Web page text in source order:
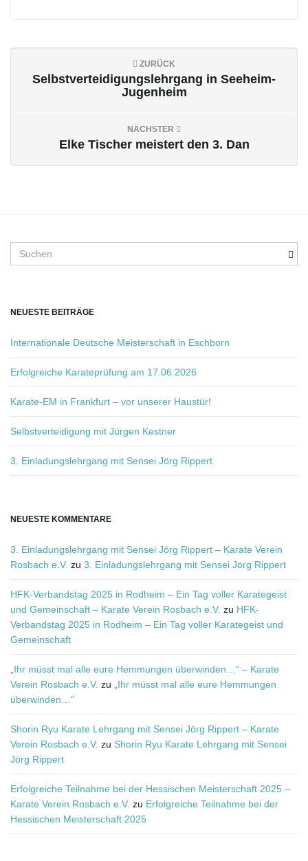
ZURÜCK
Selbstverteidigungslehrgang in Seeheim-
Jugenheim
NÄCHSTER
Elke Tischer meistert den 3. Dan
u
b
g
r
i
f
f
.
.
.
NEUESTE BEITRÄGE
Internationale Deutsche Meisterschaft in Eschborn
Erfolgreiche Karateprüfung am 17.06.2026
Karate-EM in Frankfurt – vor unserer Haustür!
Selbstverteidigung mit Jürgen Kestner
3. Einladungslehrgang mit Sensei Jörg Rippert
NEUESTE KOMMENTARE
3. Einladungslehrgang mit Sensei Jörg Rippert – Karate Verein
Rosbach e.V. zu 3. Einladungslehrgang mit Sensei Jörg Rippert
HFK-Verbandstag 2025 in Rodheim – Ein Tag voller Karategeist
und Gemeinschaft – Karate Verein Rosbach e.V. zu HFK-
Verbandstag 2025 in Rodheim – Ein Tag voller Karategeist und
Gemeinschaft
„Ihr müsst mal alle eure Hemmungen überwinden…“ – Karate
Verein Rosbach e.V. zu
„Ihr müsst mal alle eure Hemmungen
überwinden…“
Shorin Ryu Karate Lehrgang mit Sensei Jörg Rippert – Karate
Verein Rosbach e.V. zu Shorin Ryu Karate Lehrgang mit Sensei
Jörg Rippert
Erfolgreiche Teilnahme bei der Hessischen Meisterschaft 2025 –
Karate Verein Rosbach e.V. zu Erfolgreiche Teilnahme bei der
Hessischen Meisterschaft 2025